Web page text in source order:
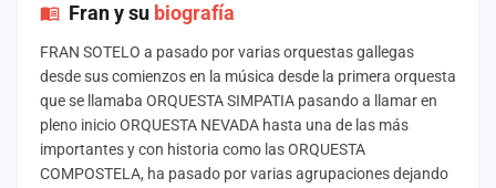
Fran y su biografía
FRAN SOTELO a pasado por varias orquestas gallegas
desde sus comienzos en la música desde la primera orquesta
que se llamaba ORQUESTA SIMPATIA pasando a llamar en
pleno inicio ORQUESTA NEVADA hasta una de las más
importantes y con historia como las ORQUESTA
COMPOSTELA, ha pasado por varias agrupaciones dejando